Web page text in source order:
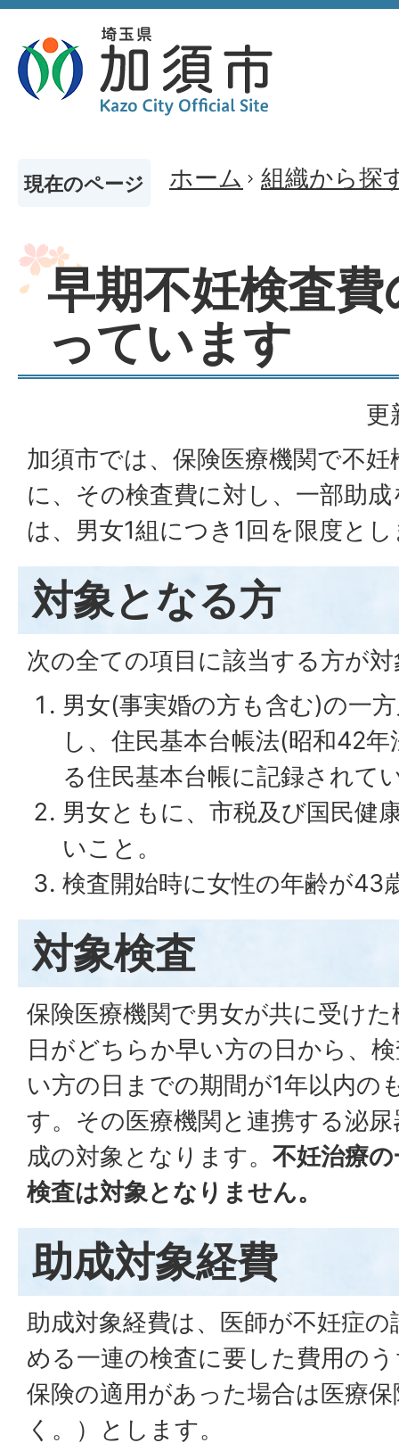
現在のページ ホーム 組織から探
早期不妊検査
っています
更
加須市では、保険医療機関で不
に、その検査費に対し、一部助
は、男女1組につき1回を限度と
対象となる方
次の全ての項目に該当する方が
男女(事実婚の方も含む)の一
し、住民基本台帳法(昭和42
る住民基本台帳に記録されて
男女ともに、市税及び国民健
いこと。
検査開始時に女性の年齢が43
対象検査
保険医療機関で男女が共に受け
日がどちらか早い方の日から、
い方の日までの期間が1年以内の
す。その医療機関と連携する泌
成の対象となります。 不妊治療
検査は対象となりません。
助成対象経費
助成対象経費は、医師が不妊症
める一連の検査に要した費用の
保険の適用があった場合は医療
く。）とします。